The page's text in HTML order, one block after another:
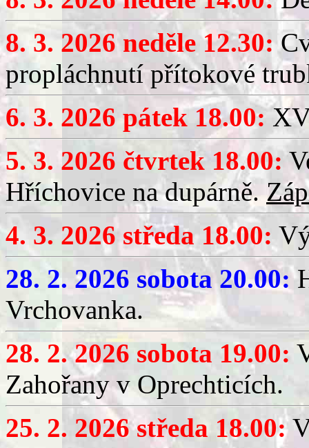
8. 3. 2026 neděle 12.30:
propláchnutí přítokové
6. 3. 2026 pátek 18.00:
5. 3. 2026 čtvrtek 18.00:
Hříchovice na dupárně.
4. 3. 2026 středa 18.00:
28. 2. 2026 sobota 20.00:
Vrchovanka.
28. 2. 2026 sobota 19.00:
Zahořany v Oprechticích.
25. 2. 2026 středa 18.00: